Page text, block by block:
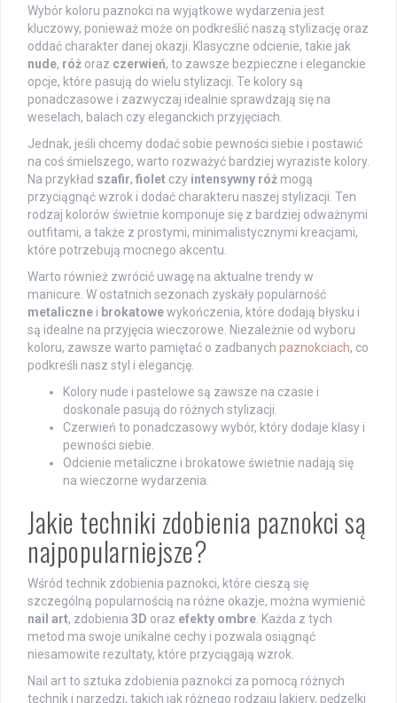
Wybór koloru paznokci na wyjątkowe wydarzenia jest
kluczowy, ponieważ może on podkreślić naszą stylizację oraz
oddać charakter danej okazji. Klasyczne odcienie, takie jak
nude, róż oraz czerwień, to zawsze bezpieczne i eleganckie
opcje, które pasują do wielu stylizacji. Te kolory są
ponadczasowe i zazwyczaj idealnie sprawdzają się na
weselach, balach czy eleganckich przyjęciach.
Jednak, jeśli chcemy dodać sobie pewności siebie i postawić
na coś śmielszego, warto rozważyć bardziej wyraziste kolory.
Na przykład szafir, fiolet czy intensywny róż mogą
przyciągnąć wzrok i dodać charakteru naszej stylizacji. Ten
rodzaj kolorów świetnie komponuje się z bardziej odważnymi
outfitami, a także z prostymi, minimalistycznymi kreacjami,
które potrzebują mocnego akcentu.
Warto również zwrócić uwagę na aktualne trendy w
manicure. W ostatnich sezonach zyskały popularność
metaliczne i brokatowewykończenia, które dodają błysku i
są idealne na przyjęcia wieczorowe. Niezależnie od wyboru
koloru, zawsze warto pamiętać o zadbanych paznokciach, co
podkreśli nasz styl i elegancję.
Kolory nude i pastelowe są zawsze na czasie i
doskonale pasują do różnych stylizacji.
Czerwień to ponadczasowy wybór, który dodaje klasy i
pewności siebie.
Odcienie metaliczne i brokatowe świetnie nadają się
na wieczorne wydarzenia.
Jakie techniki zdobienia paznokci są
najpopularniejsze?
Wśród technik zdobienia paznokci, które cieszą się
szczególną popularnością na różne okazje, można wymienić
nail art, zdobienia 3D oraz efekty ombre. Każda z tych
metod ma swoje unikalne cechy i pozwala osiągnąć
niesamowite rezultaty, które przyciągają wzrok.
Nail art to sztuka zdobienia paznokci za pomocą różnych
technik i narzędzi, takich jak różnego rodzaju lakiery, pędzelki